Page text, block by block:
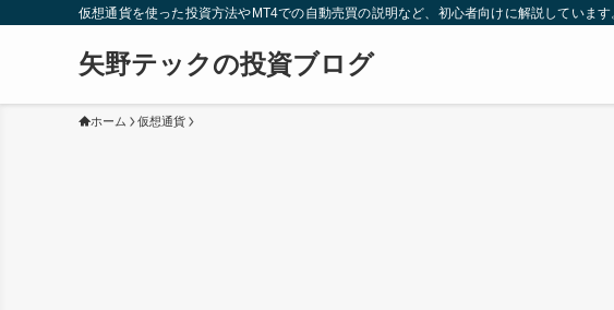
仮想通貨を使った投資方法やMT4での自動売買の説明など、初心者向けに解説しています
矢野テックの投資ブログ
ホーム 仮想通貨